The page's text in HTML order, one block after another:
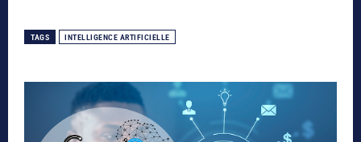
TAGS INTELLIGENCE ARTIFICIELLE